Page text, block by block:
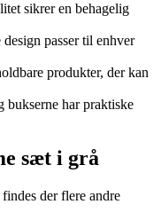
sikrer en behagelig
passer til enhver
produkter, der kan
bukserne har praktiske
sæt i grå
der flere andre